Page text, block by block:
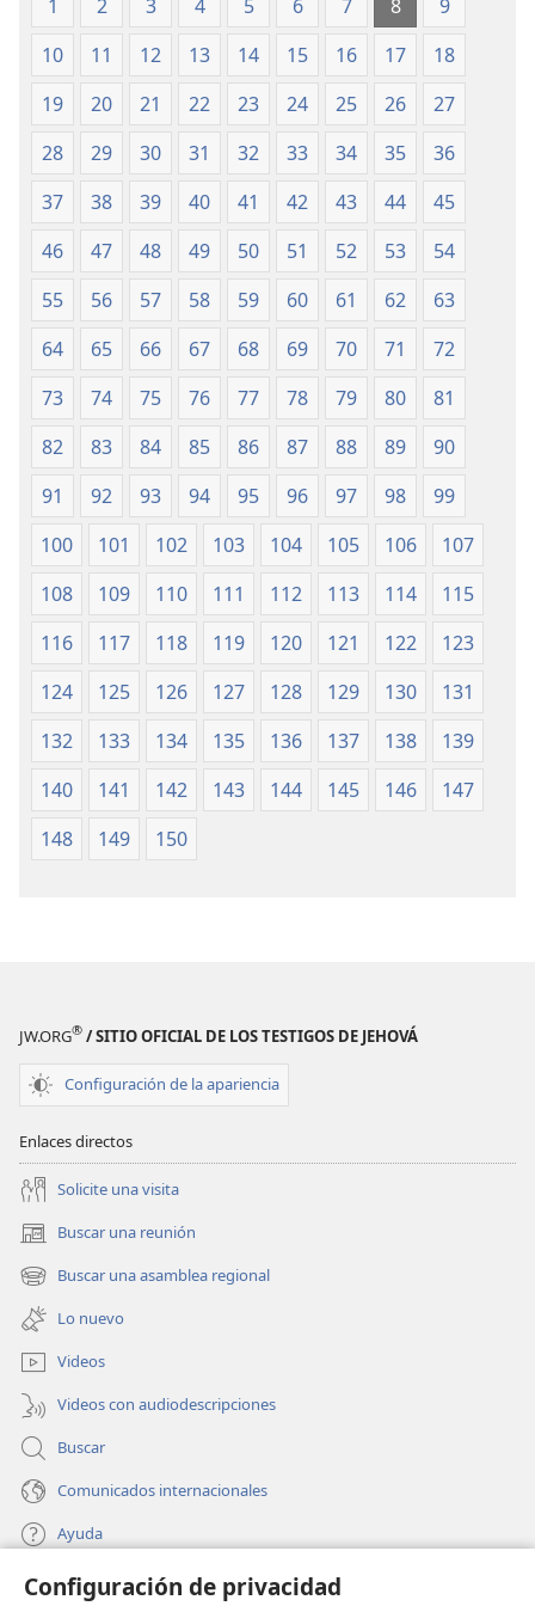
Configuración de privacidad
(revisión
del
2019)
(revisión
del
2019)
1 2 3 4 5 6 7 8
9
10
11 12 13 14 15 16 17
18
19
20 21 22 23 24 25 26
27
28
29 30 31 32 33 34 35
36
37
38 39 40 41 42 43 44
45
46
47 48 49 50 51 52 53
54
55
56 57 58 59 60 61 62
63
64
65 66 67 68 69 70 71
72
73
74 75 76 77 78 79 80
81
82
83 84 85 86 87 88 89
90
91
92 93 94 95 96 97 98
99
100
101 102 103 104 105 106
107
108
109 110 111 112 113 114
115
116
117 118 119 120 121 122
123
124
125 126 127 128 129 130
131
132
133 134 135 136 137 138
139
140
141 142 143 144 145 146
147
148
149 150
JW.ORG® / SITIO OFICIAL DE LOS TESTIGOS DE JEHOVÁ
Configuración de la apariencia
Enlaces directos
Solicite una visita
Buscar una reunión
(abre
una
nueva
ventana)
Buscar una asamblea regional
(abre
una
nueva
ventana)
Lo nuevo
Videos
Videos con audiodescripciones
Buscar
Comunicados internacionales
Ayuda
Donaciones